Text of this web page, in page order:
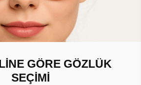
GÖRE GÖZLÜK
SEÇİMİ